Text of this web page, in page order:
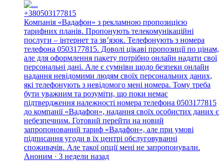
+380503177815
Компанія «Вадафон» з рекламною пропозицією
тарифних планів. Пропонують телекомунікаційні
послуги – інтернет та зв’язок. Телефонують з номера
телефона 0503177815. Доволі цікаві пропозиції по цінам,
але для оформлення пакету потрібно онлайн надати свої
персональні дані. Але є сумніви щодо безпеки онлайн
надання невідомими людям своїх персональних даних,
які телефонують з невідомого мені номера. Тому треба
бути уважним та розуміти, що поки немає
підтвердження належності номера телефона 0503177815
до компанії «Вадафон», надання своїх особистих даних є
небезпечним. Готовий перейти на новий
запропонований тариф «Вадафон», але при умові
підписання угоди в їх центрі обслуговуванні
споживачів. Але такої опції мені не запропонували.
Аноним · 3 недели назад